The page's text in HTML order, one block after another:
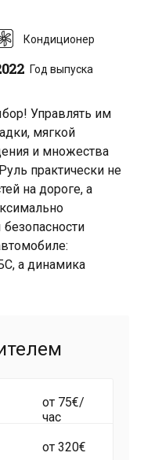
Кондиционер
Год выпуска
Управлять им
мягкой
и множества
практически не
на дороге, а
а динамика
от 75€/
час
от 320€